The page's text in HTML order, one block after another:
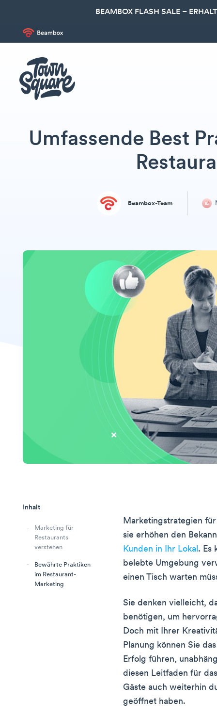
BEAMBOX FLASH SALE –
Umfassende Best
Beambox-Team
Inhalt
Marketing für
Restaurants
verstehen
Bewährte Praktiken
im Restaurant-
Marketing
Marketingstrategien
sie erhöhen den
Kunden in Ihr Lokal. Es
belebte Umgebung
einen Tisch warten
Sie denken vielleicht,
benötigen, um
Doch mit Ihrer
Planung können Sie
Erfolg führen,
diesen Leitfaden für
Gäste auch weiterhin
geöffnet haben.